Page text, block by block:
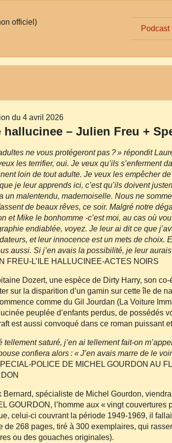
officiel)
Podcast
du 4 avril 2026
hallucinee – Julien Freu +
ne vous protégeront pas ? » répondit
les terrifier, oui. Je veux qu’ils s’enferment
loin de tout adulte. Je veux les empêcher
je leur apprends ici, c’est qu’ils doivent
un malentendu, mademoiselle. Nous ne
de beaux rêves, ce soir. Malgré notre
et Mike le bonhomme -c’est moi, au cas où
endiablée, voyez. Je leur ai dit ce que
et leur innocence est un mets de choix.
aussi. Si j’en avais la possibilité, je leur
FREU‐L’ILE HALLUCINEE‐ACTES NOIRS
Dozert, une espèce de Dirty Harry, son
sur la disparition d’un gamin sur cette île de
comme du Gil Jourdan (La Voiture
peuplée d’enfants perdus, de possédés
est aussi convoqué dans ce roman puissant
tellement saturé, j’en ai tellement fait‐on
confiera alors : « J’en avais marre de le
DE MICHEL GOURDON AU
Bernard, spécialiste de Michel Gourdon,
GOURDON, l’homme aux « vingt couvertures
celui‐ci couvrant la période 1949‐1969, il
de 268 pages, tiré à 300 exemplaires, qui
ou des gouaches originales).